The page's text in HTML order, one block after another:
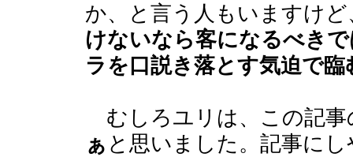
か、と言う人もいますけど
けないなら客になるべき
ラを口説き落とす気迫で臨
むしろユリは、この記事
ぁ と思いました。記事に